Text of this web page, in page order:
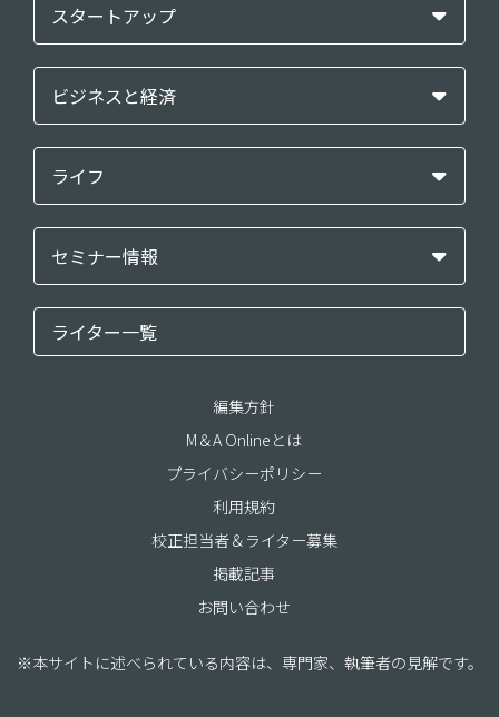
スタートアップ
ビジネスと経済
ライフ
セミナー情報
ライター一覧
編集方針
M＆A Onlineとは
プライバシーポリシー
利用規約
校正担当者＆ライター募集
掲載記事
お問い合わせ
※本サイトに述べられている内容は、専門家、執筆者の見解です。